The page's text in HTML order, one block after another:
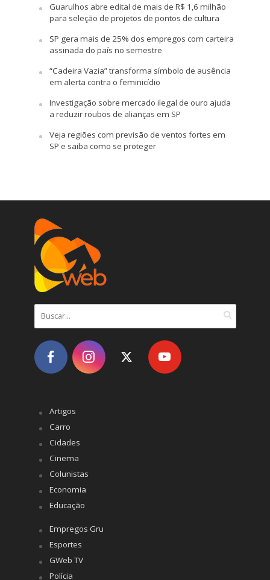
Guarulhos abre edital de mais de R$ 1,6 milhão
para seleção de projetos de pontos de cultura
SP gera mais de 25% dos empregos com carteira
assinada do país no semestre
“Cadeira Vazia” transforma símbolo de ausência
em alerta contra o feminicídio
Investigação sobre mercado ilegal de ouro ajuda
a reduzir roubos de alianças em SP
Veja regiões com previsão de ventos fortes em
SP e saiba como se proteger
Artigos
Carro
Cidades
Cinema
Colunistas
Economia
Educação
Empregos Gru
Esportes
GWeb TV
Polícia